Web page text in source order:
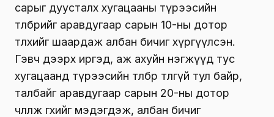
сарыг дуусталх хугацааны түрээсийн
төлбөрийг аравдугаар сарын 10-ны дотор
төлөхийг шаардаж албан бичиг хүргүүлсэн.
Гэвч дээрх иргэд, аж ахуйн нэгжүүд тус
хугацаанд түрээсийн төлбөрөө төлөөгүй тул байр,
талбайг аравдугаар сарын 20-ны дотор
чөлөөлж өгөхийг мэдэгдэж, албан бичиг